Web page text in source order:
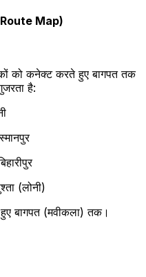
Map)
को कनेक्ट करते हुए बागपत तक
है:
(लोनी)
हुए बागपत (मवीकला) तक।